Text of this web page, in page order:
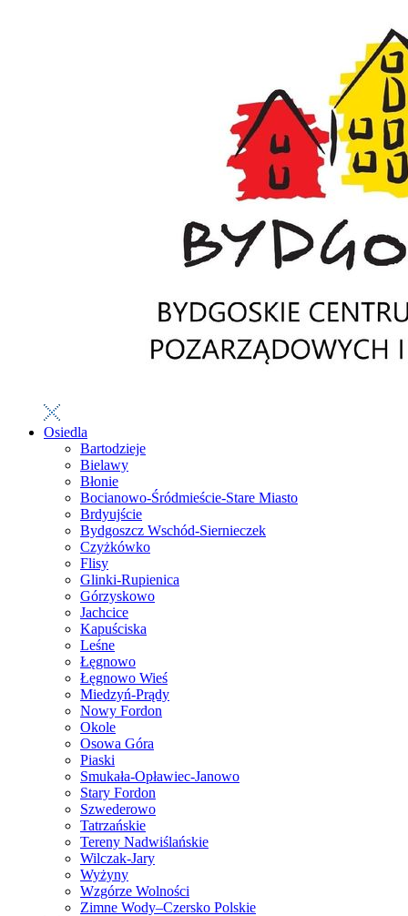
Osiedla
Bartodzieje
Bielawy
Błonie
Bocianowo-Śródmieście-Stare Miasto
Brdyujście
Bydgoszcz Wschód-Siernieczek
Czyżkówko
Flisy
Glinki-Rupienica
Górzyskowo
Jachcice
Kapuściska
Leśne
Łęgnowo
Łęgnowo Wieś
Miedzyń-Prądy
Nowy Fordon
Okole
Osowa Góra
Piaski
Smukała-Opławiec-Janowo
Stary Fordon
Szwederowo
Tatrzańskie
Tereny Nadwiślańskie
Wilczak-Jary
Wyżyny
Wzgórze Wolności
Zimne Wody–Czersko Polskie